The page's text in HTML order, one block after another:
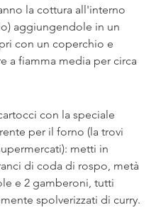
la cottura all'interno
aggiungendole in un
con un coperchio e
a fiamma media per circa
con la speciale
per il forno (la trovi
metti in
di coda di rospo, metà
e 2 gamberoni, tutti
spolverizzati di curry.